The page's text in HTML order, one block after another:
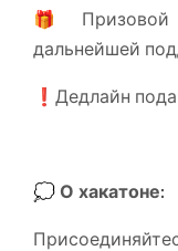
🎁 Призовой
дальнейшей
❗️Дедлайн
💭 О хакатоне: